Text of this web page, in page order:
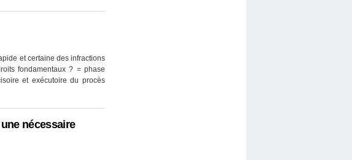
et certaine des infractions
fondamentaux ? = phase
et exécutoire du procès
nécessaire